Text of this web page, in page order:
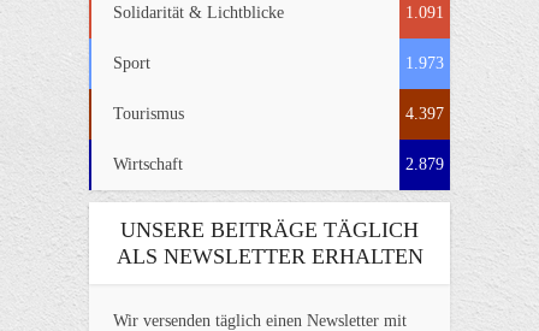
Solidarität & Lichtblicke 1.091
Sport 1.973
Tourismus 4.397
Wirtschaft 2.879
UNSERE BEITRÄGE TÄGLICH
ALS NEWSLETTER ERHALTEN
Wir versenden täglich einen Newsletter mit